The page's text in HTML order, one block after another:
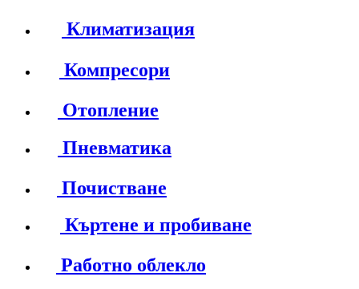
Климатизация
Компресори
Отопление
Пневматика
Почистване
Къртене и пробиване
Работно облекло